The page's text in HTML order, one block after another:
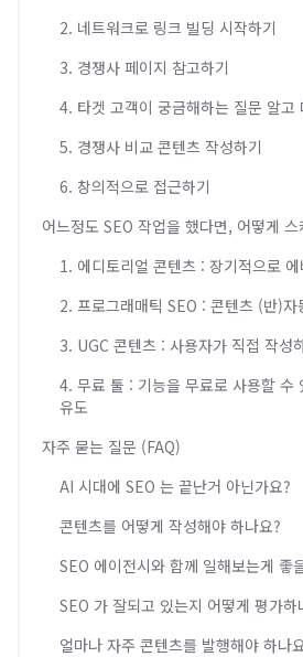
2. 네트워크로 링크 빌딩 시작하기
3. 경쟁사 페이지 참고하기
4. 타겟 고객이 궁금해하는 질문 알고
5. 경쟁사 비교 콘텐츠 작성하기
6. 창의적으로 접근하기
어느정도 SEO 작업을 했다면, 어떻게
1. 에디토리얼 콘텐츠 : 장기적으로 에
2. 프로그래매틱 SEO : 콘텐츠 (반)자
3. UGC 콘텐츠 : 사용자가 직접 작성
4. 무료 툴 : 기능을 무료로 사용할 수
유도
자주 묻는 질문 (FAQ)
AI 시대에 SEO 는 끝난거 아닌가요?
콘텐츠를 어떻게 작성해야 하나요?
SEO 에이전시와 함께 일해보는게 좋
SEO 가 잘되고 있는지 어떻게 평가하
얼마나 자주 콘텐츠를 발행해야 하나